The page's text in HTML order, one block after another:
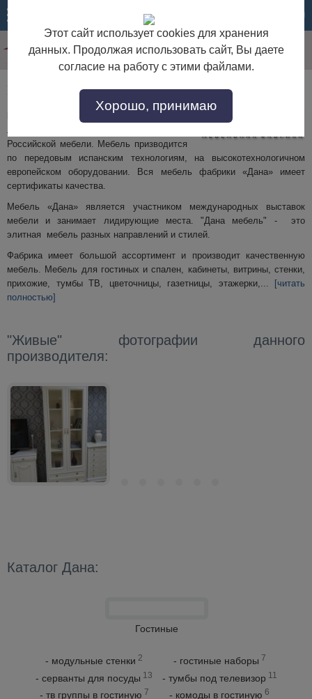
Мебельная фабрика Дана
Мебельная фабрика «ДАНА»
- это один
лучших, ведущих производителей
Российской мебели. Мебель призводится
по передовым испанским технологиям, на высокотехнологичном
европейском оборудовании. Вся мебель фабрики «Дана» имеет
сертификаты качества.
Мебель «Дана» является участником международных выставок
мебели и занимает лидирующие места. "Дана мебель" - это
элитная мебель разных направлений и стилей.
Фабрика имеет большой ассортимент и производит качественную
мебель. Мебель для гостиных и спален, кабинеты, витрины, стенки,
прихожие, тумбы ТВ, цветочницы, газетницы, этажерки,...
[читать
полностью]
"Живые" фотографии данного
производителя:
Каталог Дана:
Гостиные
- модульные стенки 2 - гостиные наборы 7
- серванты для посуды 13 - тумбы под телевизор 11
- тв группы в гостиную 7 - комоды в гостиную 6
Этот сайт использует cookies для хранения
данных. Продолжая использовать сайт, Вы даете
согласие на работу с этими файлами.
Хорошо, принимаю